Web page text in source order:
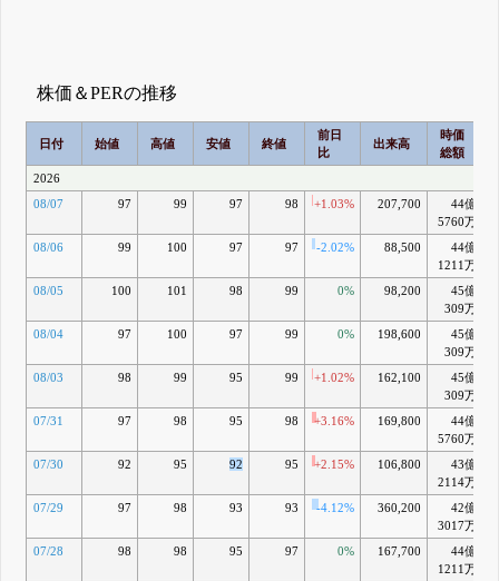
株価＆PERの推移
日付 始値 高値 安値 終値
前日
比
出来高
時価
総額
2026
08/07
97 99 97 98 +1.03% 207,700
44億
5760万
08/06
99 100 97 97 -2.02% 88,500
44億
1211万
08/05 100 101 98 99 0% 98,200
45億
309万
08/04 97 100 97 99 0% 198,600
45億
309万
08/03 98 99 95 99 +1.02% 162,100
45億
309万
07/31 97 98 95 98 +3.16% 169,800
44億
5760万
07/30 92 95 92 95 +2.15% 106,800
43億
2114万
07/29 97 98 93 93 -4.12% 360,200
42億
3017万
07/28 98 98 95 97 0% 167,700
44億
1211万